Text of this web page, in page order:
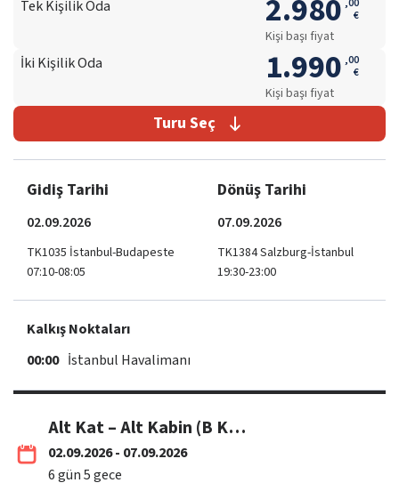
Tek Kişilik Oda 2.980
€
Kişi başı fiyat
İki Kişilik Oda 1.990 ,00
€
Kişi başı fiyat
Turu Seç
Gidiş Tarihi
02.09.2026
TK1035 İstanbul-Budapeste
07:10-08:05
Dönüş Tarihi
07.09.2026
TK1384 Salzburg-İstanbul
19:30-23:00
Kalkış Noktaları
00:00 İstanbul Havalimanı
Alt Kat – Alt Kabin (B Kategori) 02-07 Eylül / THY
02.09.2026 - 07.09.2026
6gün5gece